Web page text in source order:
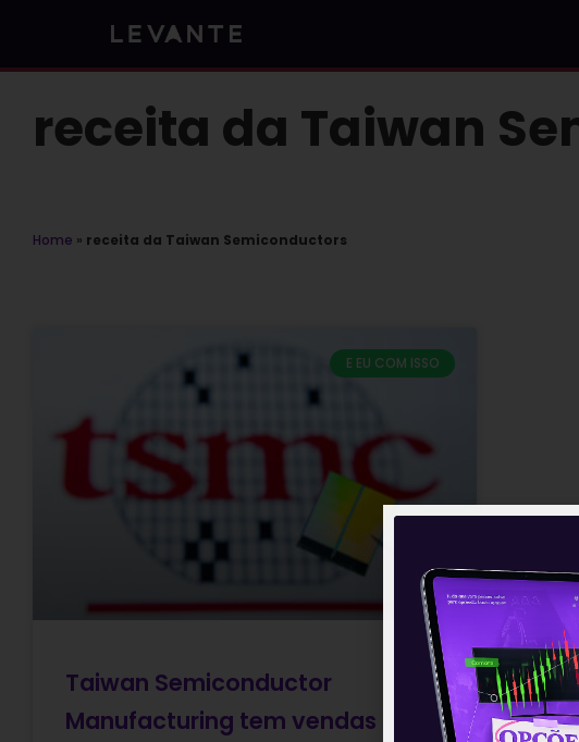
receita da Taiwan
Home » receita da Taiwan Semiconductors
E EU COM ISSO
Taiwan Semiconductor
Manufacturing tem vendas